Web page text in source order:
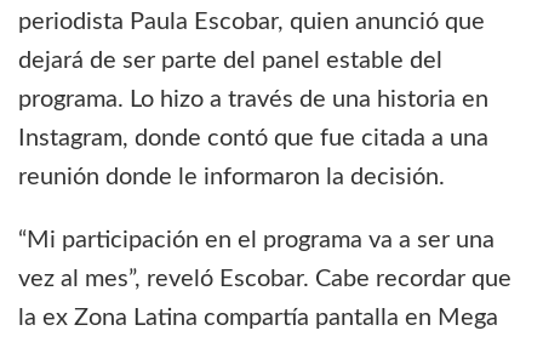
periodista Paula Escobar, quien anunció que
dejará de ser parte del panel estable del
programa. Lo hizo a través de una historia en
Instagram, donde contó que fue citada a una
reunión donde le informaron la decisión.
“Mi participación en el programa va a ser una
vez al mes”, reveló Escobar. Cabe recordar que
la ex Zona Latina compartía pantalla en Mega